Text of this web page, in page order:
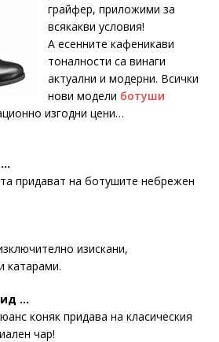
грайфер, приложими за
всякакви условия!
А есенните кафеникави
тоналности са винаги
актуални и модерни. Всички
нови модели ботуши
изгодни цени…
придават на ботушите небрежен
изискани,
катарами.
…
коняк придава на класическия
чар!